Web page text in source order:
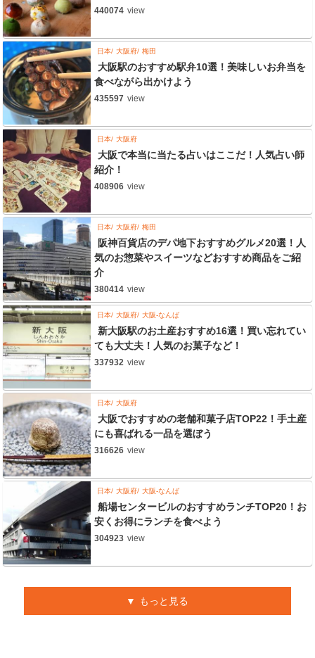
440074 view
日本 大阪府 梅田
大阪駅のおすすめ駅弁10選！美味しいお弁当を
食べながら出かけよう
435597 view
日本 大阪府
大阪で本当に当たる占いはここだ！人気占い師
紹介！
408906 view
日本 大阪府 梅田
阪神百貨店のデパ地下おすすめグルメ20選！人
気のお惣菜やスイーツなどおすすめ商品をご紹
介
380414 view
日本 大阪府 大阪-なんば
新大阪駅のお土産おすすめ16選！買い忘れてい
ても大丈夫！人気のお菓子など！
337932 view
日本 大阪府
大阪でおすすめの老舗和菓子店TOP22！手土産
にも喜ばれる一品を選ぼう
316626 view
日本 大阪府 大阪-なんば
船場センタービルのおすすめランチTOP20！お
安くお得にランチを食べよう
304923 view
もっと見る